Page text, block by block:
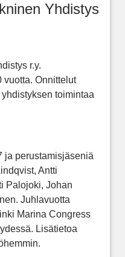
Yhdistys
r.y.
vuotta. Onnittelut
toimintaa
ja perustamisjäseniä
Antti
Palojoki, Johan
Juhlavuotta
Marina Congress
Lisätietoa